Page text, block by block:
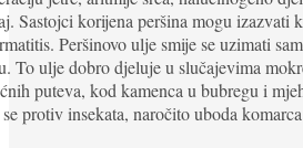
Sastojci korijena peršina mogu izazvati
Peršinovo ulje smije se uzimati
To ulje dobro djeluje u slučajevima
puteva, kod kamenca u bubregu i
protiv insekata, naročito uboda